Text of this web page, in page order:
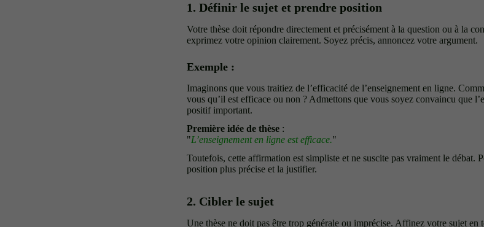
1. Définir le sujet et prendre position
Votre thèse doit répondre directement et précisément à la question ou à la
exprimez votre opinion clairement. Soyez précis, annoncez votre argument.
Exemple :
Imaginons que vous traitiez de l’efficacité de l’enseignement en ligne.
vous qu’il est efficace ou non ? Admettons que vous soyez convaincu que
positif important.
Première idée de thèse :
"L’enseignement en ligne est efficace."
Toutefois, cette affirmation est simpliste et ne suscite pas vraiment le débat.
position plus précise et la justifier.
2. Cibler le sujet
Une thèse ne doit pas être trop générale ou imprécise. Affinez votre sujet en